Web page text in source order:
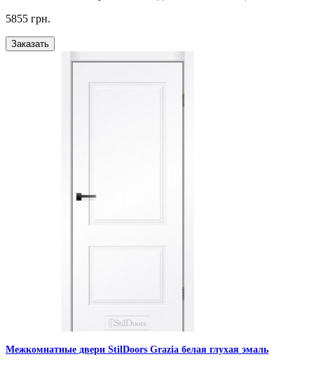
5855 грн.
Заказать
Межкомнатные двери StilDoors Grazia белая глухая эмаль